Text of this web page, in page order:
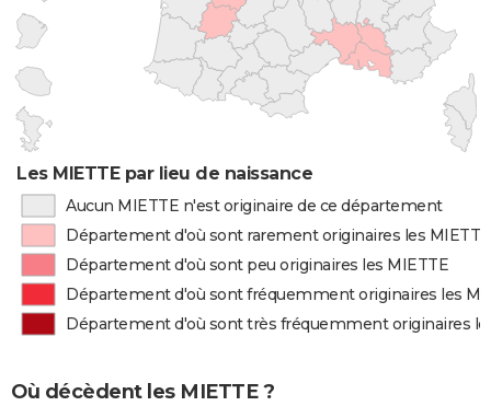
Les MIETTE par lieu de naissance
Aucun MIETTE n'est originaire de ce département
Département d'où sont rarement originaires les MIETTE
Département d'où sont peu originaires les MIETTE
Département d'où sont fréquemment originaires les
Département d'où sont très fréquemment originaires
Où décèdent les MIETTE ?